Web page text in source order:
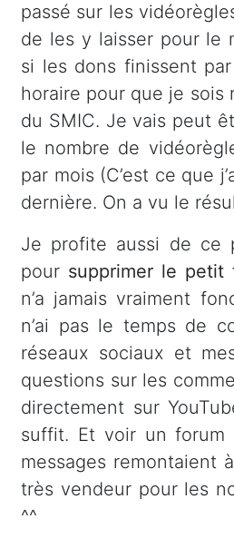
passé sur les
de les y laisser pour le
si les dons finissent
horaire pour que je sois
du SMIC. Je vais peut
le nombre de
par mois (C’est ce que
dernière. On a vu le
Je profite aussi de ce
pour supprimer le petit
n’a jamais vraiment
n’ai pas le temps de
réseaux sociaux et
questions sur les
directement sur
suffit. Et voir un forum
messages remontaient
très vendeur pour les
^^